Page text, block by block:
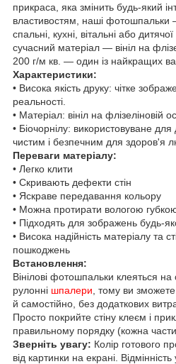
прикраса, яка змінить будь-який
властивостям, наші фотошпальки
спальні, кухні, вітальні або
сучасний матеріал — вініл на
200 г/м кв. — один із найкращих
Характеристики:
• Висока якість друку: чітке
реальності.
• Матеріал: вініл на флізеліновій
• Біочорнілу: використовуване
чистим і безпечним для здоров'я
Переваги матеріалу:
• Легко клити
• Скривають дефекти стін
• Яскраве передавання кольору
• Можна протирати вологою
• Підходять для зображень будь-
• Висока надійність матеріалу та
пошкоджень
Встановлення:
Вінілові фотошпальки клеяться на
рулонні шпалери , тому ви
й самостійно, без додаткових
Просто покрийте стіну клеєм і
правильному порядку (кожна
Зверніть увагу: Колір готового
від картинки на екрані.